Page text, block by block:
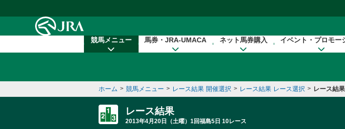
競馬メニュー 馬券・JRA-UMACA ネット馬券購入 イベント・プロモー
ホーム > 競馬メニュー > レース結果 開催選択 > レース結果 レース選択 > レース結果
レース結果
2013年4月20日（土曜）1回福島5日 10レース